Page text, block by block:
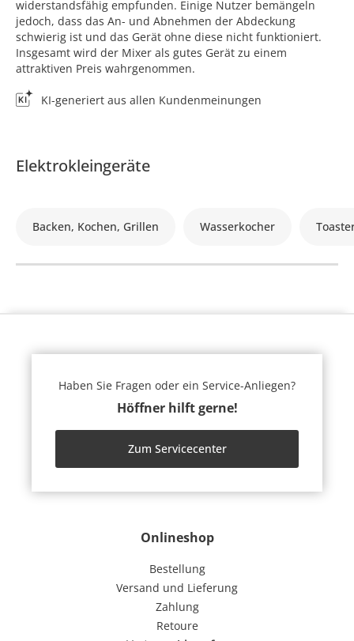
widerstandsfähig empfunden. Einige Nutzer bemängeln
jedoch, dass das An- und Abnehmen der Abdeckung
schwierig ist und das Gerät ohne diese nicht funktioniert.
Insgesamt wird der Mixer als gutes Gerät zu einem
attraktiven Preis wahrgenommen.
KI-generiert aus allen Kundenmeinungen
Elektrokleingeräte
Backen, Kochen, Grillen Wasserkocher
Onlineshop
Bestellung
Versand und Lieferung
Zahlung
Retoure
Haben Sie Fragen oder ein Service-Anliegen?
Höffner hilft gerne!
Zum Servicecenter